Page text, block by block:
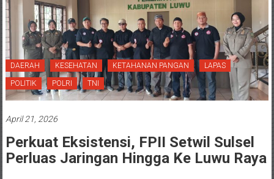
DAERAH KESEHATAN KETAHANAN PANGAN LAPAS
POLITIK POLRI TNI
April 21, 2026
Perkuat Eksistensi, FPII Setwil Sulsel
Perluas Jaringan Hingga Ke Luwu Raya